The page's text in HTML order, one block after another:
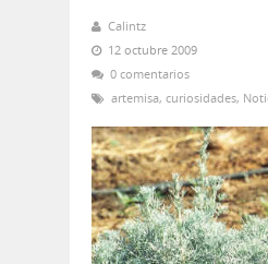
Calintz
12 octubre 2009
0 comentarios
artemisa, curiosidades,